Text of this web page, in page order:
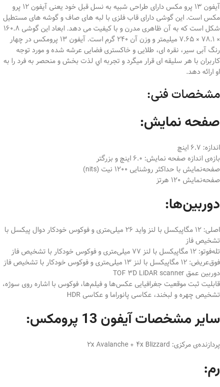
آیفون 13 پرو مکس دارای طراحی شبیه به نسل قبل خود یعنی آیفون 12 پرو
مکس است. این گوشی دارای قاب فلزی با لبه های صاف و گوشه های مستطیل
شکل است که به آن ظاهری مدرن و با کیفیت می دهد. ابعاد این گوشی 160.8
× 78.1 × 7.65 میلیمتر و وزن آن 240 گرم است. آیفون ۱۳ پرومکس در چهار
رنگ آبی سیر، نقره ای، طلایی و خاکستری فضایی عرشه شده و مورد توجه
کاربران با هر سلیقه ای قرار میگرد و تجربه اي لذت بخش و منحصر به فرد را به
او ارائه دهد.
مشخصات فنی:
صفحه نمایش:
اندازه: 6.7 اینچ
بازه‌ی اندازه صفحه نمایش: 6.0 اینچ و بزرگتر
صفحه‌نمایش با حداکثر روشنایی 1200 نیت (nits)
صفحه‌نمایش 120 هرتز
دوربین‌ها:
اصلی: 12 مگاپیکسل با لنز واید 26 میلی‌متری و فوکوس خودکار دوال پیکسل با
تشخیص فاز
تله‌فوتو: 12 مگاپیکسل با لنز 77 میلی‌متری و فوکوس خودکار با تشخیص فاز
فوق‌عریض: 12 مگاپیکسل با لنز 13 میلی‌متری و فوکوس خودکار با تشخیص فاز
دوربین عمق TOF 3D LiDAR scanner
قابلیت ثبت موقعیت جغرافیایی عکس‌ها و فیلم‌ها، فوکوس با اشاره روی سوژه،
تشخیص چهره و لبخند، عکاسی پانوراما و عکاسی HDR
سایر مشخصات آیفون 13 پرومکس:
پردازنده‌ی مرکزی: 2x Avalanche + 4x Blizzard
رم: